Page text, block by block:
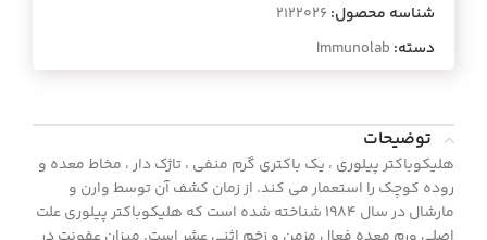
شناسه محصول: 2122026
دسته: Immunolab
توضیحات
هلیکوباکتر پیلوری ، یک باکتری گرم منفی ، تاژک دار ، مخاط معده و
روده کوچک را استعمار می کند. از زمان کشف آن توسط وارن و
مارشال در سال 1984 شناخته شده است که هلیکوباکتر پیلوری علت